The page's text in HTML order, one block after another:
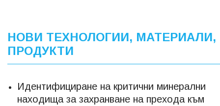
НОВИ ТЕХНОЛОГИИ, МАТЕРИАЛИ,
ПРОДУКТИ
Идентифициране на критични минерални
находища за захранване на прехода към